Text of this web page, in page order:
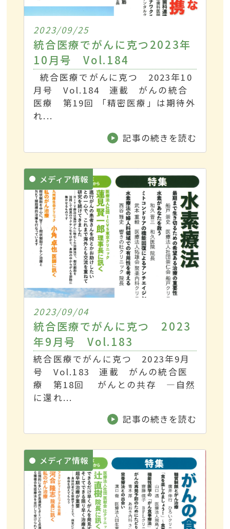
2023/09/25
統合医療でがんに克つ2023年
10月号 Vol.184
統合医療でがんに克つ 2023年10
月号 Vol.184 連載 がんの統合
医療 第19回 「精密医療」は期待外
れ...
記事の続きを読む
メディア情報
2023/09/04
統合医療でがんに克つ 2023
年9月号 Vol.183
統合医療でがんに克つ 2023年9月
号 Vol.183 連載 がんの統合医
療 第18回 がんとの共存 ―自然
に還れ...
記事の続きを読む
メディア情報